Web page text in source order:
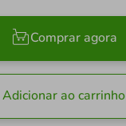
Comprar agora
Adicionar ao carrinho